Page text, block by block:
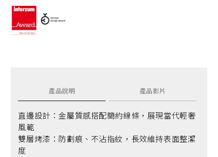
產品說明 產品影片
直邊設計：金屬質感搭配簡約線條，展現當代輕奢
風範
雙層烤漆：防劃痕、不沾指紋，長效維持表面整潔
度